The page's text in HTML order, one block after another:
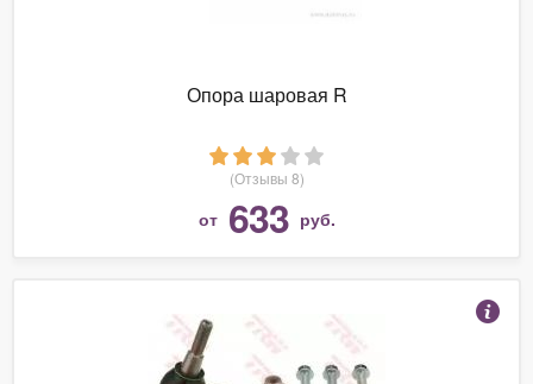
Опора шаровая R
(Отзывы 8)
от 633 руб.